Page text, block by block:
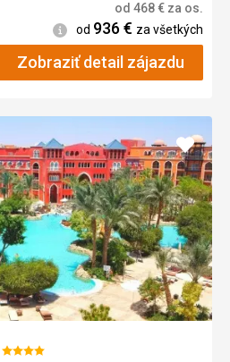
od 468€ za os.
Informácie
od 936€ za všetkých
Zobraziť detail zájazdu
Hodnotenie:
Pridať
do